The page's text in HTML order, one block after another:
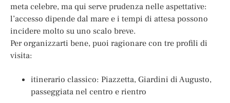
meta celebre, ma qui serve prudenza nelle aspettative:
l’accesso dipende dal mare e i tempi di attesa possono
incidere molto su uno scalo breve.
Per organizzarti bene, puoi ragionare con tre profili di
visita:
itinerario classico: Piazzetta, Giardini di Augusto,
passeggiata nel centro e rientro